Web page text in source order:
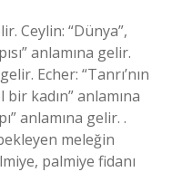
Ceylin: “Dünya”,
anlamına gelir.
Echer: “Tanrı’nın
kadın” anlamına
anlamına gelir. .
meleğin
palmiye fidanı